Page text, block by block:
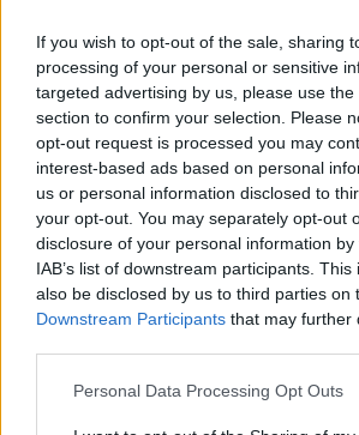
If you wish to opt-out of the sale, sharing
processing of your personal or sensitive
targeted advertising by us, please use
section to confirm your selection. Please
opt-out request is processed you may
interest-based ads based on personal
us or personal information disclosed to
your opt-out. You may separately opt-out
disclosure of your personal information
IAB’s list of downstream participants.
also be disclosed by us to third parties on
Downstream Participants that may further
Personal Data Processing Opt Outs
10.4. tvarkinga elektros instaliacija
veikiantys elektros lizdai (tvarkingi,
sienose) ir patalpų apšvietimas
įtvirtinti sienose). Kiekvienoje
veikiantis šviesos šaltinis;
10.5. būstai turi būti be išorinių
sienų neturi būti drėgmės, pelėsio
negali būti skilusios ar kitaip
nusidėvėjimo žymių;
10.6. į visas patalpas turi būti